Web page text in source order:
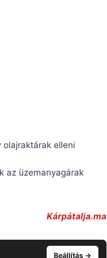
elleni
az üzemanyagárak
Kárpátalja.ma
Beállítás →